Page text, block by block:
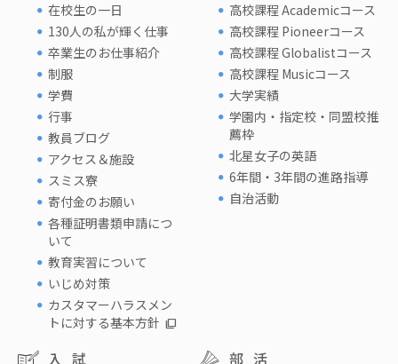
在校生の一日
130人の私が輝く仕事
卒業生のお仕事紹介
制服
学費
行事
教員ブログ
アクセス＆施設
スミス寮
寄付金のお願い
各種証明書類申請につ
いて
教育実習について
いじめ対策
カスタマーハラスメン
トに対する基本方針
高校課程 Academicコース
高校課程 Pioneerコース
高校課程 Globalistコース
高校課程 Musicコース
大学実績
学園内・指定校・同盟校推
薦枠
北星女子の英語
6年間・3年間の進路指導
自治活動
入試 部活